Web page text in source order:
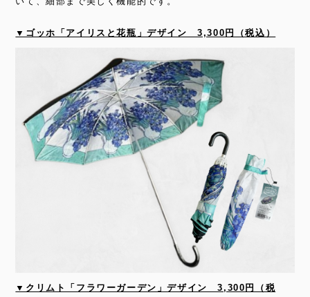
▼ゴッホ「アイリスと花瓶」デザイン 3,300円（税込）
▼クリムト「フラワーガーデン」デザイン 3,300円（税